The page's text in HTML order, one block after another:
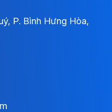
P. Bình Hưng Hòa,